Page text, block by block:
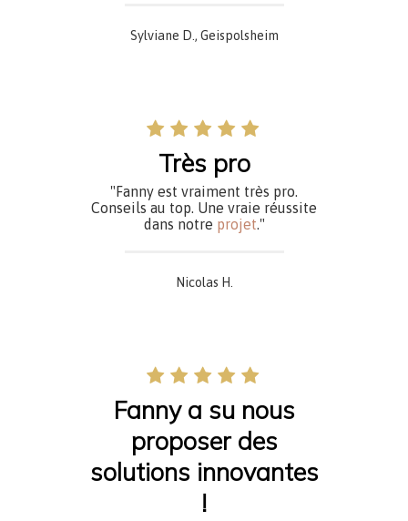
Sylviane D., Geispolsheim
Très pro
"Fanny est vraiment très pro.
Conseils au top. Une vraie réussite
dans notre projet."
Nicolas H.
Fanny a su nous
proposer des
solutions innovantes
!